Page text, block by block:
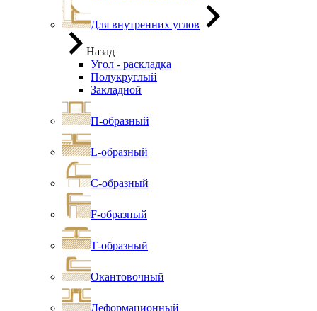
Для внутренних углов
Назад
Угол - раскладка
Полукруглый
Закладной
П-образный
L-образный
С-образный
F-образный
Т-образный
Окантовочный
Деформационный